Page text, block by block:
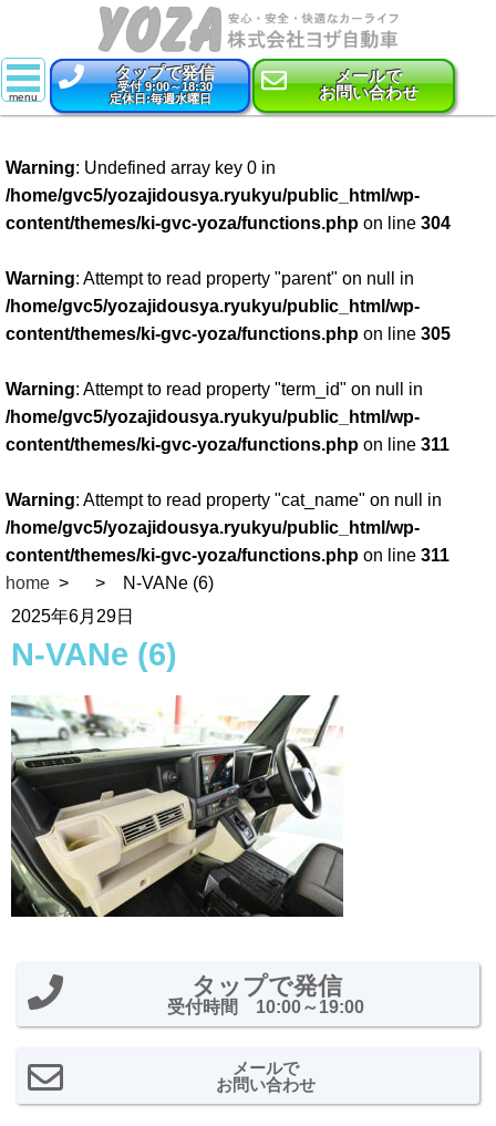
タップで発信
受付 9:00～18:30
定休日:毎週水曜日
メールで
お問い合わせ
新車
特選中古車
車検
点検・整備
コーティング
Warning: Undefined array key 0 in
/home/gvc5/yozajidousya.ryukyu/public_html/wp-
content/themes/ki-gvc-yoza/functions.php on line 304
Warning: Attempt to read property "parent" on null in
/home/gvc5/yozajidousya.ryukyu/public_html/wp-
content/themes/ki-gvc-yoza/functions.php on line 305
Warning: Attempt to read property "term_id" on null in
/home/gvc5/yozajidousya.ryukyu/public_html/wp-
content/themes/ki-gvc-yoza/functions.php on line 311
Warning: Attempt to read property "cat_name" on null in
/home/gvc5/yozajidousya.ryukyu/public_html/wp-
content/themes/ki-gvc-yoza/functions.php on line 311
home
N-VANe (6)
2025年6月29日
N-VANe (6)
タップで発信
受付時間 10:00～19:00
メールで
お問い合わせ